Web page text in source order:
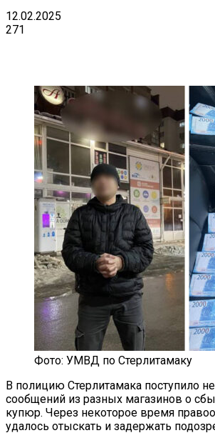
12.02.2025
271
Фото: УМВД по Стерлитамаку
В полицию Стерлитамака поступило
сообщений из разных магазинов о
купюр. Через некоторое время
удалось отыскать и задержать